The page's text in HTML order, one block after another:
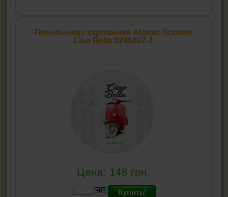
Пепельница карманная Atomic Scooter
Liao Bella 0246807-1
Цена: 148 грн.
Купить!